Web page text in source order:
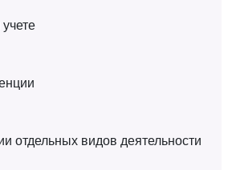
отдельных видов деятельности